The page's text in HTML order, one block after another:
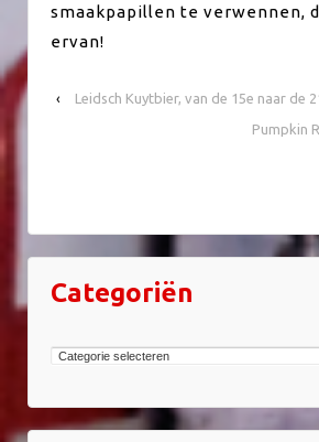
smaakpapillen te verwennen,
ervan!
‹
Leidsch Kuytbier, van de 15e naar de
Pumpkin
Categoriën